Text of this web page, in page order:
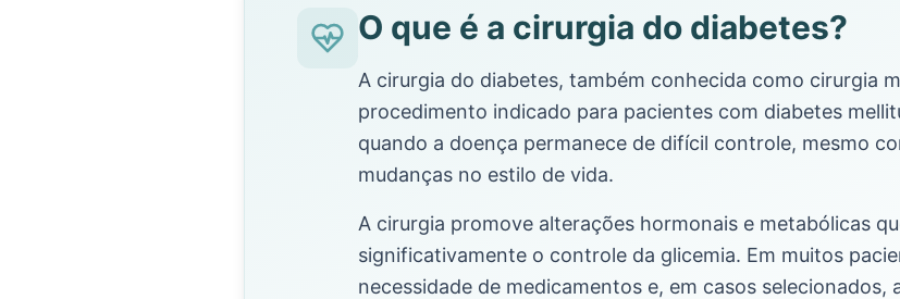
O que é a cirurgia do diabetes?
A cirurgia do diabetes, também conhecida como cirurgia
procedimento indicado para pacientes com diabetes
quando a doença permanece de difícil controle, mesmo
mudanças no estilo de vida.
A cirurgia promove alterações hormonais e metabólicas
significativamente o controle da glicemia. Em muitos
necessidade de medicamentos e, em casos selecionados,